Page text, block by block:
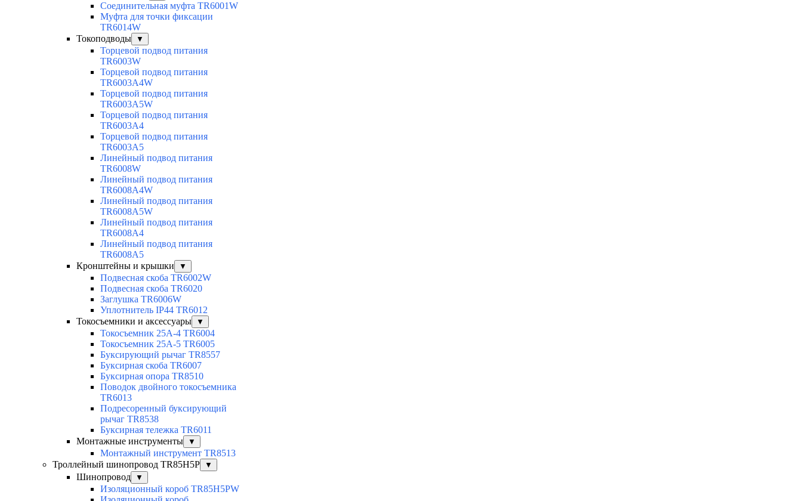
Соединительная муфта TR6001W
Муфта для точки фиксации
TR6014W
Токоподводы
▼
Торцевой подвод питания
TR6003W
Торцевой подвод питания
TR6003A4W
Торцевой подвод питания
TR6003A5W
Торцевой подвод питания
TR6003A4
Торцевой подвод питания
TR6003A5
Линейный подвод питания
TR6008W
Линейный подвод питания
TR6008A4W
Линейный подвод питания
TR6008A5W
Линейный подвод питания
TR6008A4
Линейный подвод питания
TR6008A5
Кронштейны и крышки
▼
Подвесная скоба TR6002W
Подвесная скоба TR6020
Заглушка TR6006W
Уплотнитель IP44 TR6012
Токосъемники и аксессуары
▼
Токосъемник 25А-4 TR6004
Токосъемник 25А-5 TR6005
Буксирующий рычаг TR8557
Буксирная скоба TR6007
Буксирная опора TR8510
Поводок двойного токосъемника
TR6013
Подресоренный буксирующий
рычаг TR8538
Буксирная тележка TR6011
Монтажные инструменты
▼
Монтажный инструмент TR8513
Троллейный шинопровод TR85H5P
▼
Шинопровод ▼
Изоляционный короб TR85H5PW